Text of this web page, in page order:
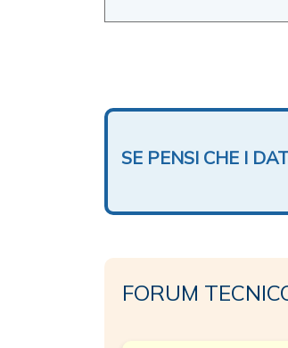
SE PENSI CHE I
FORUM